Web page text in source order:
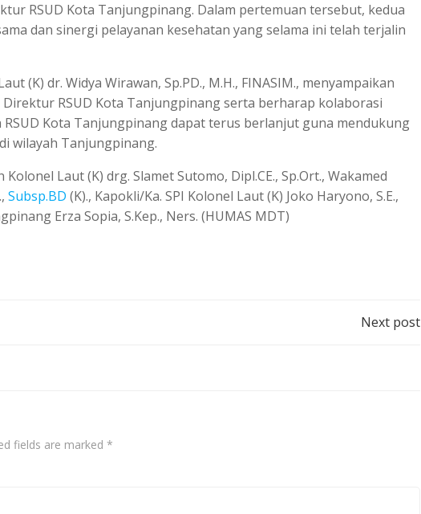
RSUD Kota Tanjungpinang. Dalam pertemuan tersebut, kedua
dan sinergi pelayanan kesehatan yang selama ini telah terjalin
(K) dr. Widya Wirawan, Sp.PD., M.H., FINASIM., menyampaikan
RSUD Kota Tanjungpinang serta berharap kolaborasi
Kota Tanjungpinang dapat terus berlanjut guna mendukung
wilayah Tanjungpinang.
Laut (K) drg. Slamet Sutomo, Dipl.CE., Sp.Ort., Wakamed
Subsp.BD (K)., Kapokli/Ka. SPI Kolonel Laut (K) Joko Haryono, S.E.,
Erza Sopia, S.Kep., Ners. (HUMAS MDT)
Next post
fields are marked *